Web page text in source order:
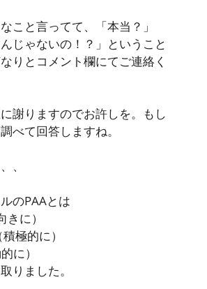
こと言ってて、「本当？」
んじゃないの！？」ということ
りとコメント欄にてご連絡く
謝りますのでお許しを。もし
べて回答しますね。
、
のPAAとは
きに）
（積極的に）
に）
りました。